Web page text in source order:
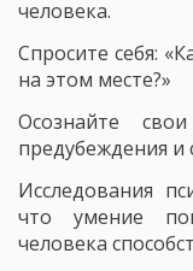
человека.
Спросите себя:
на этом месте?»
Осознайте
предубеждения и
Исследования
что умение
человека